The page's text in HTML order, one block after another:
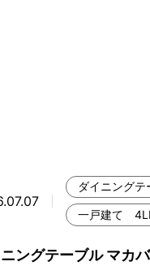
MOKUBA HOME
ついて
ダイニングテ
一戸建て
ングテーブル マカ